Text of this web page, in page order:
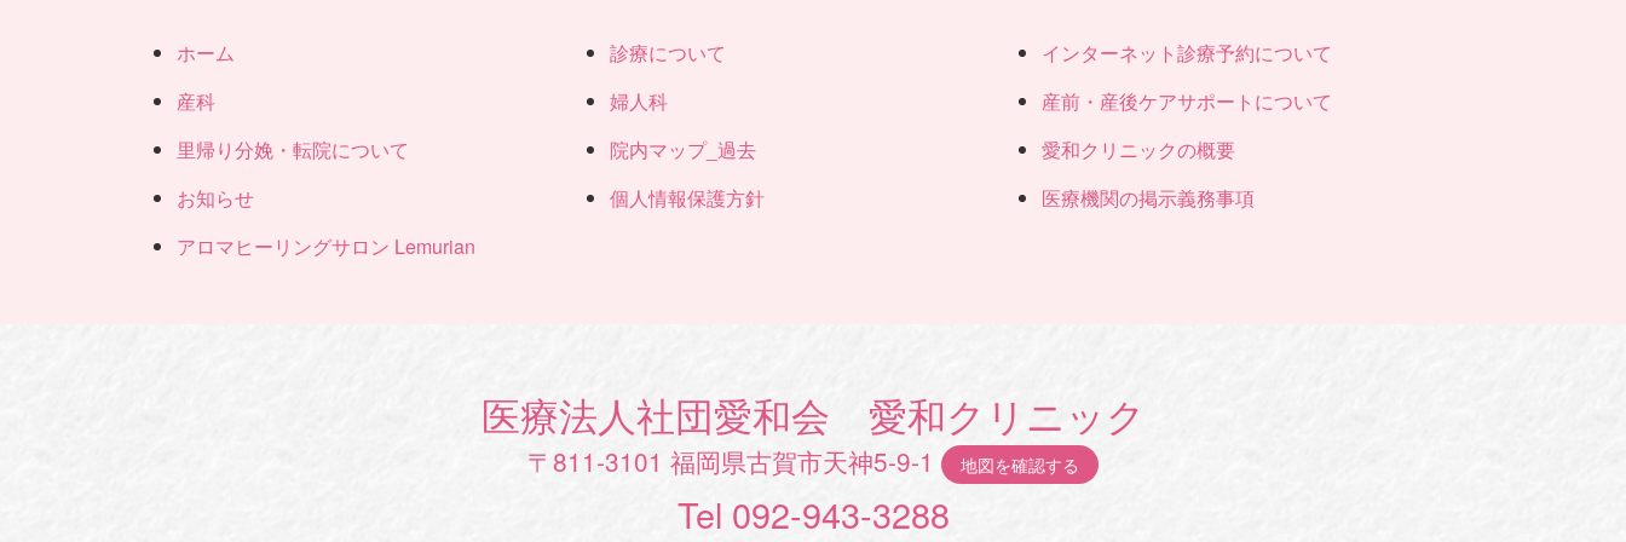
ホーム 診療について
インターネット診療予約について
産科
婦人科
産前・産後ケアサポートについて
里帰り分娩・転院について
院内マップ_過去
愛和クリニックの概要
お知らせ
個人情報保護方針
医療機関の掲示義務事項
アロマヒーリングサロン Lemurian
医療法人社団愛和会 愛和クリニック
〒811-3101 福岡県古賀市天神5-9-1 地図を確認する
Tel 092-943-3288